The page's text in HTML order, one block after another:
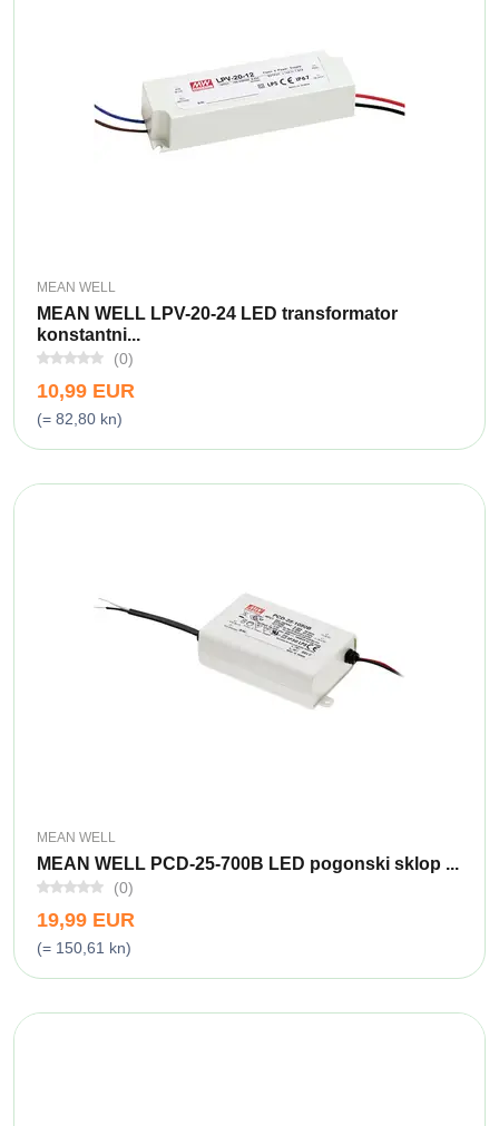
MEAN WELL
MEAN WELL LPV-20-24 LED transformator
konstantni...
(0)
10,99 EUR
(= 82,80 kn)
MEAN WELL
MEAN WELL PCD-25-700B LED pogonski sklop ...
(0)
19,99 EUR
(= 150,61 kn)